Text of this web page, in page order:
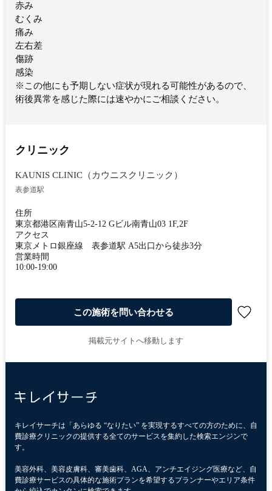
赤み
むくみ
痛み
左右差
傷跡
感染
※この他にも予期しない症状が現れる可能性があるので、
術後異常を感じた際には速やかにご相談ください。
クリニック
KAUNIS CLINIC（カウニスクリニック）
表参道駅
住所
東京都港区南青山5-2-12 Gビル南青山03 1F,2F
アクセス
東京メトロ銀座線 表参道駅 A5出口から徒歩3分
営業時間
10:00-19:00
この施術を問い合わせる
掲載元サイトへ移動します
キレイサーチは「あらゆる “なりたい” を実現するすべての方のために、自
費診療クリニックの提供する全てのサービスを集約した検索エンジンで
す。
美容外科、美容皮膚科、審美歯科、AGA、アンチエイジング医療など、自
費診療サービスの具体的な施術プランを希望するプランナーやエリア条件